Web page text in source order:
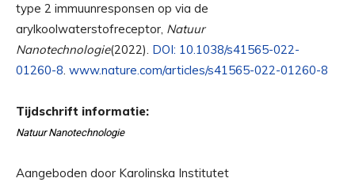
type 2 immuunresponsen op via de
arylkoolwaterstofreceptor, Natuur
Nanotechnologie(2022). DOI: 10.1038/s41565-022-
01260-8. www.nature.com/articles/s41565-022-01260-8
Tijdschrift informatie:
Natuur Nanotechnologie
Aangeboden door Karolinska Institutet